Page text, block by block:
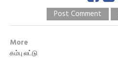
Post Comment
More
கம்பு லட்டு